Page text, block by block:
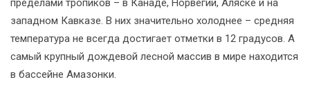
пределами тропиков – в Канаде, Норвегии, Аляске и на
западном Кавказе. В них значительно холоднее – средняя
температура не всегда достигает отметки в 12 градусов. А
самый крупный дождевой лесной массив в мире находится
в бассейне Амазонки.